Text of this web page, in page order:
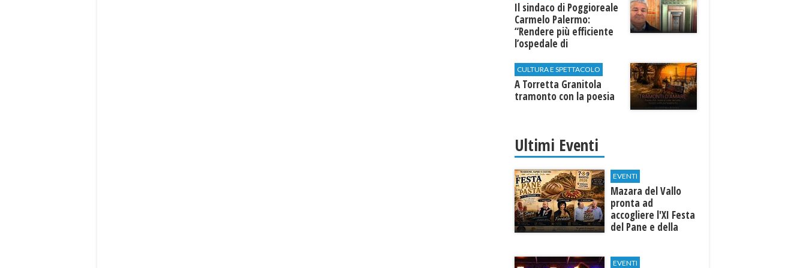
Il sindaco di Poggioreale
Carmelo Palermo:
“Rendere più efficiente
l’ospedale di
CULTURA E SPETTACOLO
​A Torretta Granitola
tramonto con la poesia
Ultimi Eventi
EVENTI
Mazara del Vallo
pronta ad
accogliere l'XI Festa
del Pane e della
EVENTI